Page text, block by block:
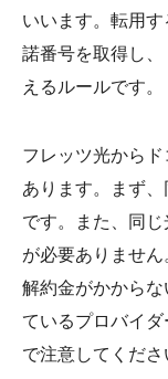
いいます。転用
諾番号を取得し
えるルールです。
フレッツ光から
あります。まず
です。また、同
が必要ありませ
解約金がかから
ているプロバイ
で注意してくださ